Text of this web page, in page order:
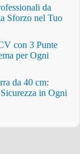
da
Sforzo nel Tuo
con 3 Punte
per Ogni
da 40 cm:
in Ogni